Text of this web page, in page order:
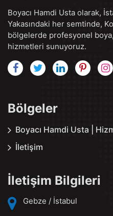
Boyacı Hamdi Usta olarak,
Yakasındaki her semtinde,
bölgelerde profesyonel
hizmetleri sunuyoruz.
Bölgeler
Boyacı Hamdi Usta |
İletişim
İletişim Bilgileri
Gebze / İstabul